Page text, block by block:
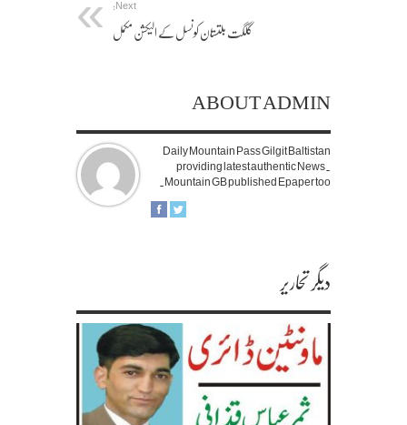
گلگت بلتستان کونسل کے الیکشن مکمل
ABOUT ADMIN
Daily Mountain Pass Gilgit Baltistan
providing latest authentic News.
Mountain GB published Epaper too.
دیگر تحاریر